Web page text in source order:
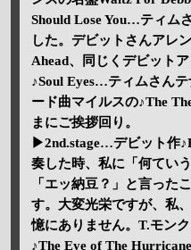
Should Lose You…ティム
した。デビットさんアレ
Ahead、同じくデビット
♪Soul Eyes…ティムさん
ード曲マイルスの♪The
まにご挨拶回り。
▶2nd.stage…デビット作
奏した時、私に「何てい
「エッ納豆？」と言った
す。大変光栄ですが、私
憶にありません。T.モン
♪The Eye of The